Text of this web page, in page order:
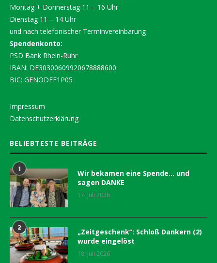
Montag + Donnerstag 11 – 16 Uhr
Dienstag 11 – 14 Uhr
und nach telefonischer Terminvereinbarung
Spendenkonto:
PSD Bank Rhein-Ruhr
IBAN: DE30300609920678888600
BIC: GENODEF1P05
Impressum
Datenschutzerklärung
BELIEBTESTE BEITRÄGE
1
Wir bekamen eine Spende… und
sagen DANKE
17. Juli 2026
2
„Zeitgeschenk“: Schloß Dankern (2)
wurde eingelöst
18. Juli 2026